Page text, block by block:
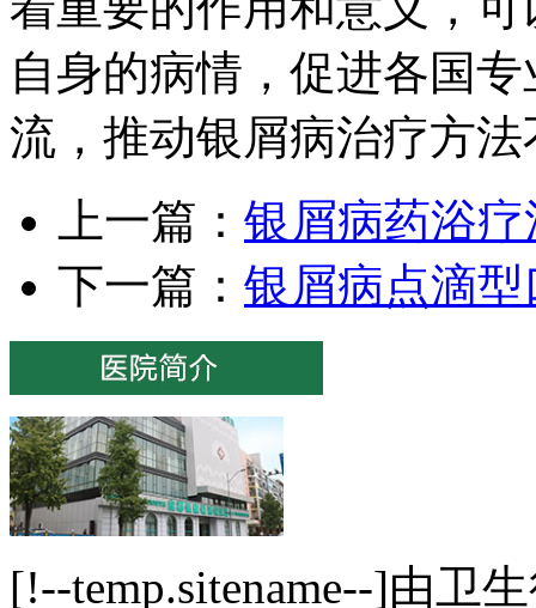
自身的病情，促进各国
流，推动银屑病治疗方
上一篇： 银屑病药浴疗
下一篇： 银屑病点滴型
[!--temp.sitename--]由卫